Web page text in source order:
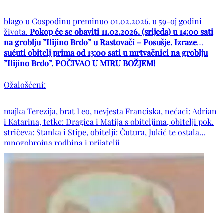
blago u Gospodinu preminuo 01.02.2026. u 59-oj godini
života. Pokop će se obaviti 11.02.2026. (srijeda) u 14:00 sati
na groblju ”Ilijino Brdo” u Rastovači – Posušje. Izraze
sućuti obitelj prima od 13:00 sati u mrtvačnici na groblju
”Ilijino Brdo”. POČIVAO U MIRU BOŽJEM!
Ožalošćeni:
majka Terezija, brat Leo, nevjesta Franciska, nećaci: Adrian
i Katarina, tetke: Dragica i Matija s obiteljima, obitelji pok.
stričeva: Stanka i Stipe, obitelji: Čutura, Jukić te ostala
mnogobrojna rodbina i prijatelji.